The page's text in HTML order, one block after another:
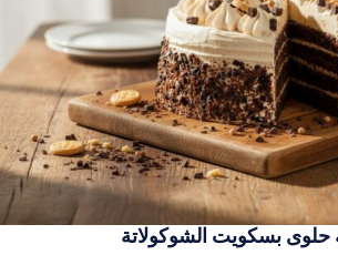
حلوى بسكويت الشوكولاتة